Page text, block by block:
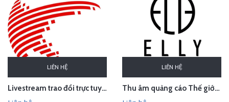
LIÊN HỆ
Livestream trao đổi trực tuyến về sở hữu trí tuệ trong hiệp định EVFTA
LIÊN HỆ
Thu âm quảng cáo Thế giới thời trang phụ kiện cao cấp ELLY, Sơn Tây, Hà Nội